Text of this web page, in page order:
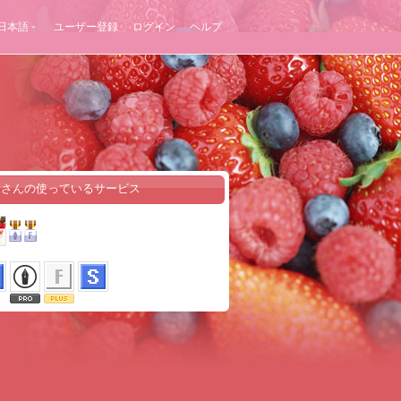
本語 ユーザー登録 ログイン ヘルプ
さんの使っているサービス